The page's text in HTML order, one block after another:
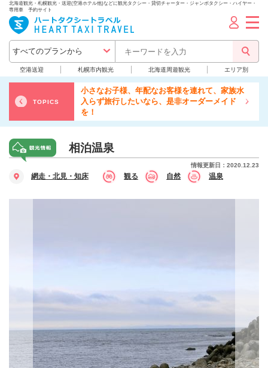
北海道観光・札幌観光・送迎(空港ホテル他)などに観光タクシー・貸切チャーター・ジャンボタクシー・ハイヤー・
専用車 予約サイト
空港送迎 札幌市内観光 北海道周遊観光 エリア別
TOPICS
小さなお子様、年配なお客様を連れて、家族水
入らず旅行したいなら、是非オーダーメイド
を！
相泊温泉
情報更新日：2020.12.23
網走・北見・知床 観る 自然 温泉